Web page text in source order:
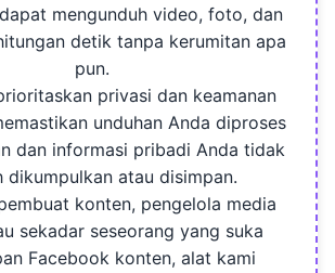
mengunduh video, foto, dan
detik tanpa kerumitan apa
pun.
privasi dan keamanan
unduhan Anda diproses
dan informasi pribadi Anda tidak
dikumpulkan atau disimpan.
konten, pengelola media
sekadar seseorang yang suka
Facebook konten, alat kami